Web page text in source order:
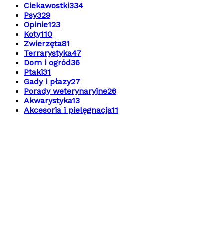
Ciekawostki334
Psy329
Opinie123
Koty110
Zwierzęta81
Terrarystyka47
Dom i ogród36
Ptaki31
Gady i płazy27
Porady weterynaryjne26
Akwarystyka13
Akcesoria i pielęgnacja11